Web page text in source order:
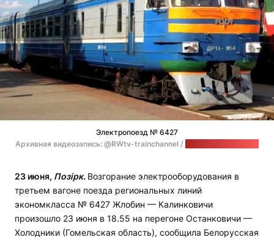
Электропоезд № 6427
Архивная видеозапись: @RWtv-trainchannel /
23 июня, Позірк. Возгорание электрооборудования в
третьем вагоне поезда региональных линий
экономкласса № 6427 Жлобин — Калинковичи
произошло 23 июня в 18.55 на перегоне Останковичи —
Холодники (Гомельская область), сообщила Белорусская